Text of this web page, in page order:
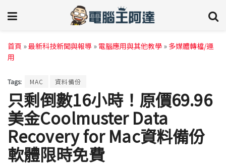
首頁 »最新科技新聞與報導 » 電腦應用與其他教學 » 多媒體轉檔/運
用
Tags: MAC 資料備份
只剩倒數16小時！原價69.96
美金Coolmuster Data
Recovery for Mac資料備份
軟體限時免費